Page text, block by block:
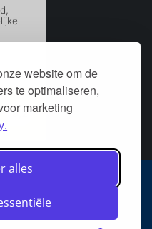
website om de
te optimaliseren,
marketing
alles
Over DeurStijl Projecten